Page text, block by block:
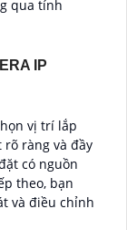
qua tính
IP
vị trí lắp
rõ ràng và đầy
có nguồn
theo, bạn
và điều chỉnh